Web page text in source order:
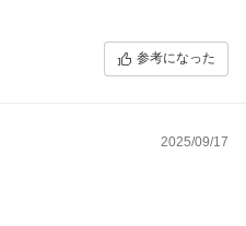
参考になった
2025/09/17